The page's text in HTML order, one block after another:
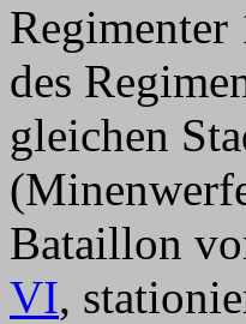
Regimenter
des
gleichen
Bataillon
VI,